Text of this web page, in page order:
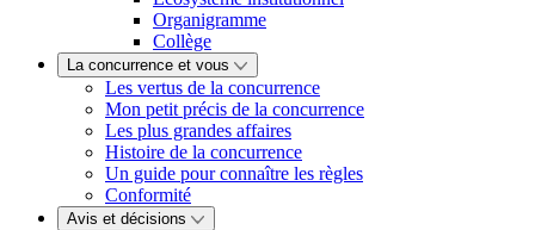
Organigramme
Collège
La concurrence et vous
Les vertus de la concurrence
Mon petit précis de la concurrence
Les plus grandes affaires
Histoire de la concurrence
Un guide pour connaître les règles
Conformité
Avis et décisions